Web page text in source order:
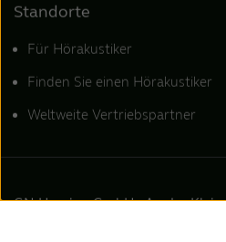
Standorte
Für Hörakustiker
Finden Sie einen Hörakustiker
Weltweite Vertriebspartner
GN Hearing GmbH - An der